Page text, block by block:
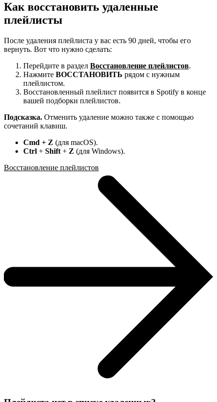
Как восстановить удаленные
плейлисты
После удаления плейлиста у вас есть 90 дней, чтобы его
вернуть. Вот что нужно сделать:
Перейдите в раздел Восстановление плейлистов.
Нажмите ВОССТАНОВИТЬ рядом с нужным
плейлистом.
Восстановленный плейлист появится в Spotify в конце
вашей подборки плейлистов.
Подсказка. Отменить удаление можно также с помощью
сочетаний клавиш.
Cmd + Z (для macOS).
Ctrl + Shift + Z (для Windows).
Восстановление плейлистов